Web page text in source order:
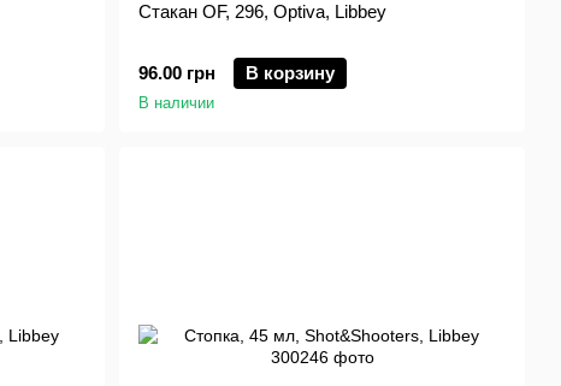
Стакан OF, 296, Optiva, Libbey
96.00 грн В корзину
В наличии